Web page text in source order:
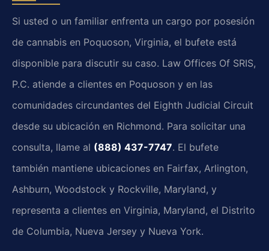
Si usted o un familiar enfrenta un cargo por posesión
de cannabis en Poquoson, Virginia, el bufete está
disponible para discutir su caso. Law Offices Of SRIS,
P.C. atiende a clientes en Poquoson y en las
comunidades circundantes del Eighth Judicial Circuit
desde su ubicación en Richmond. Para solicitar una
consulta, llame al (888) 437-7747. El bufete
también mantiene ubicaciones en Fairfax, Arlington,
Ashburn, Woodstock y Rockville, Maryland, y
representa a clientes en Virginia, Maryland, el Distrito
de Columbia, Nueva Jersey y Nueva York.